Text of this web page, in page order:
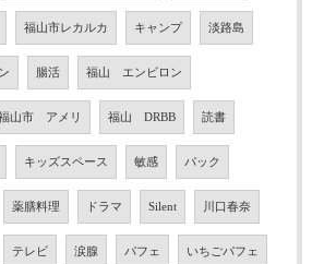
福山市レカルカ キャンプ 淡路島
腸活 福山 エンビロン
山市 アメリ 福山 DRBB 読書
キッズスペース 敏感 パック
薬膳料理 ドラマ Silent 川口春奈
テレビ 涙腺 パフェ いちごパフェ